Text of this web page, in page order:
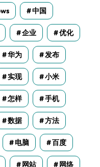
中国
企业 优化
华为 发布
实现 小米
怎样 手机
数据 方法
电脑 百度
网站 网络